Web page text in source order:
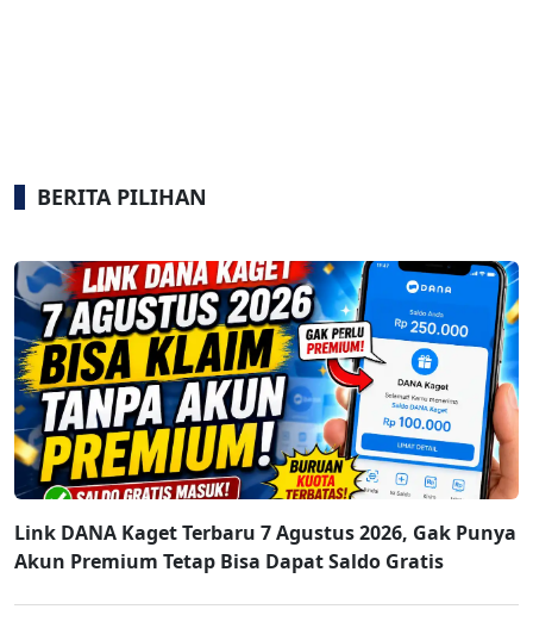
BERITA PILIHAN
Link DANA Kaget Terbaru 7 Agustus 2026, Gak Punya
Akun Premium Tetap Bisa Dapat Saldo Gratis